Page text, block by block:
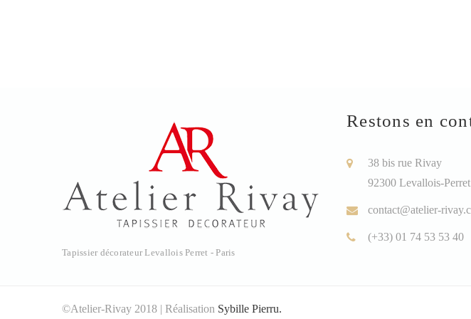
Tapissier décorateur Levallois Perret - Paris
Restons en
38 bis rue Rivay
92300 Levallois-
contact@atelier-
(+33) 01 74 53 53 40
©Atelier-Rivay 2018 | Réalisation Sybille Pierru.